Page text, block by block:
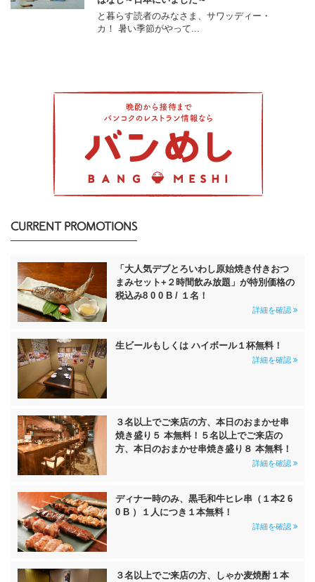
と暮らす読者のみなさま、サワッディー・
カ！ 暑い季節がやって...
CURRENT PROMOTIONS
「大人気デブとろいわし原始焼き付きおつ
まみセット+２時間飲み放題」が特別価格の
税込み8 0 0 B / １名！
詳細を確認
生ビールもしくは ハイボール１杯無料！
詳細を確認
３名以上でご来店の方、本日のおまかせ串
焼き盛り５ 本無料！５名以上でご来店の
方、本日のおまかせ串焼き盛り８ 本無料！
詳細を確認
ディナー時のみ、黒毛和牛ヒレ串（１本2 6
0 B ）１人につき１本無料！
詳細を確認
３名以上でご来店の方、しゃか麦焼酎１本